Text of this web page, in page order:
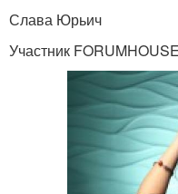
Слава Юрьич
Участник FORUMHOUSE